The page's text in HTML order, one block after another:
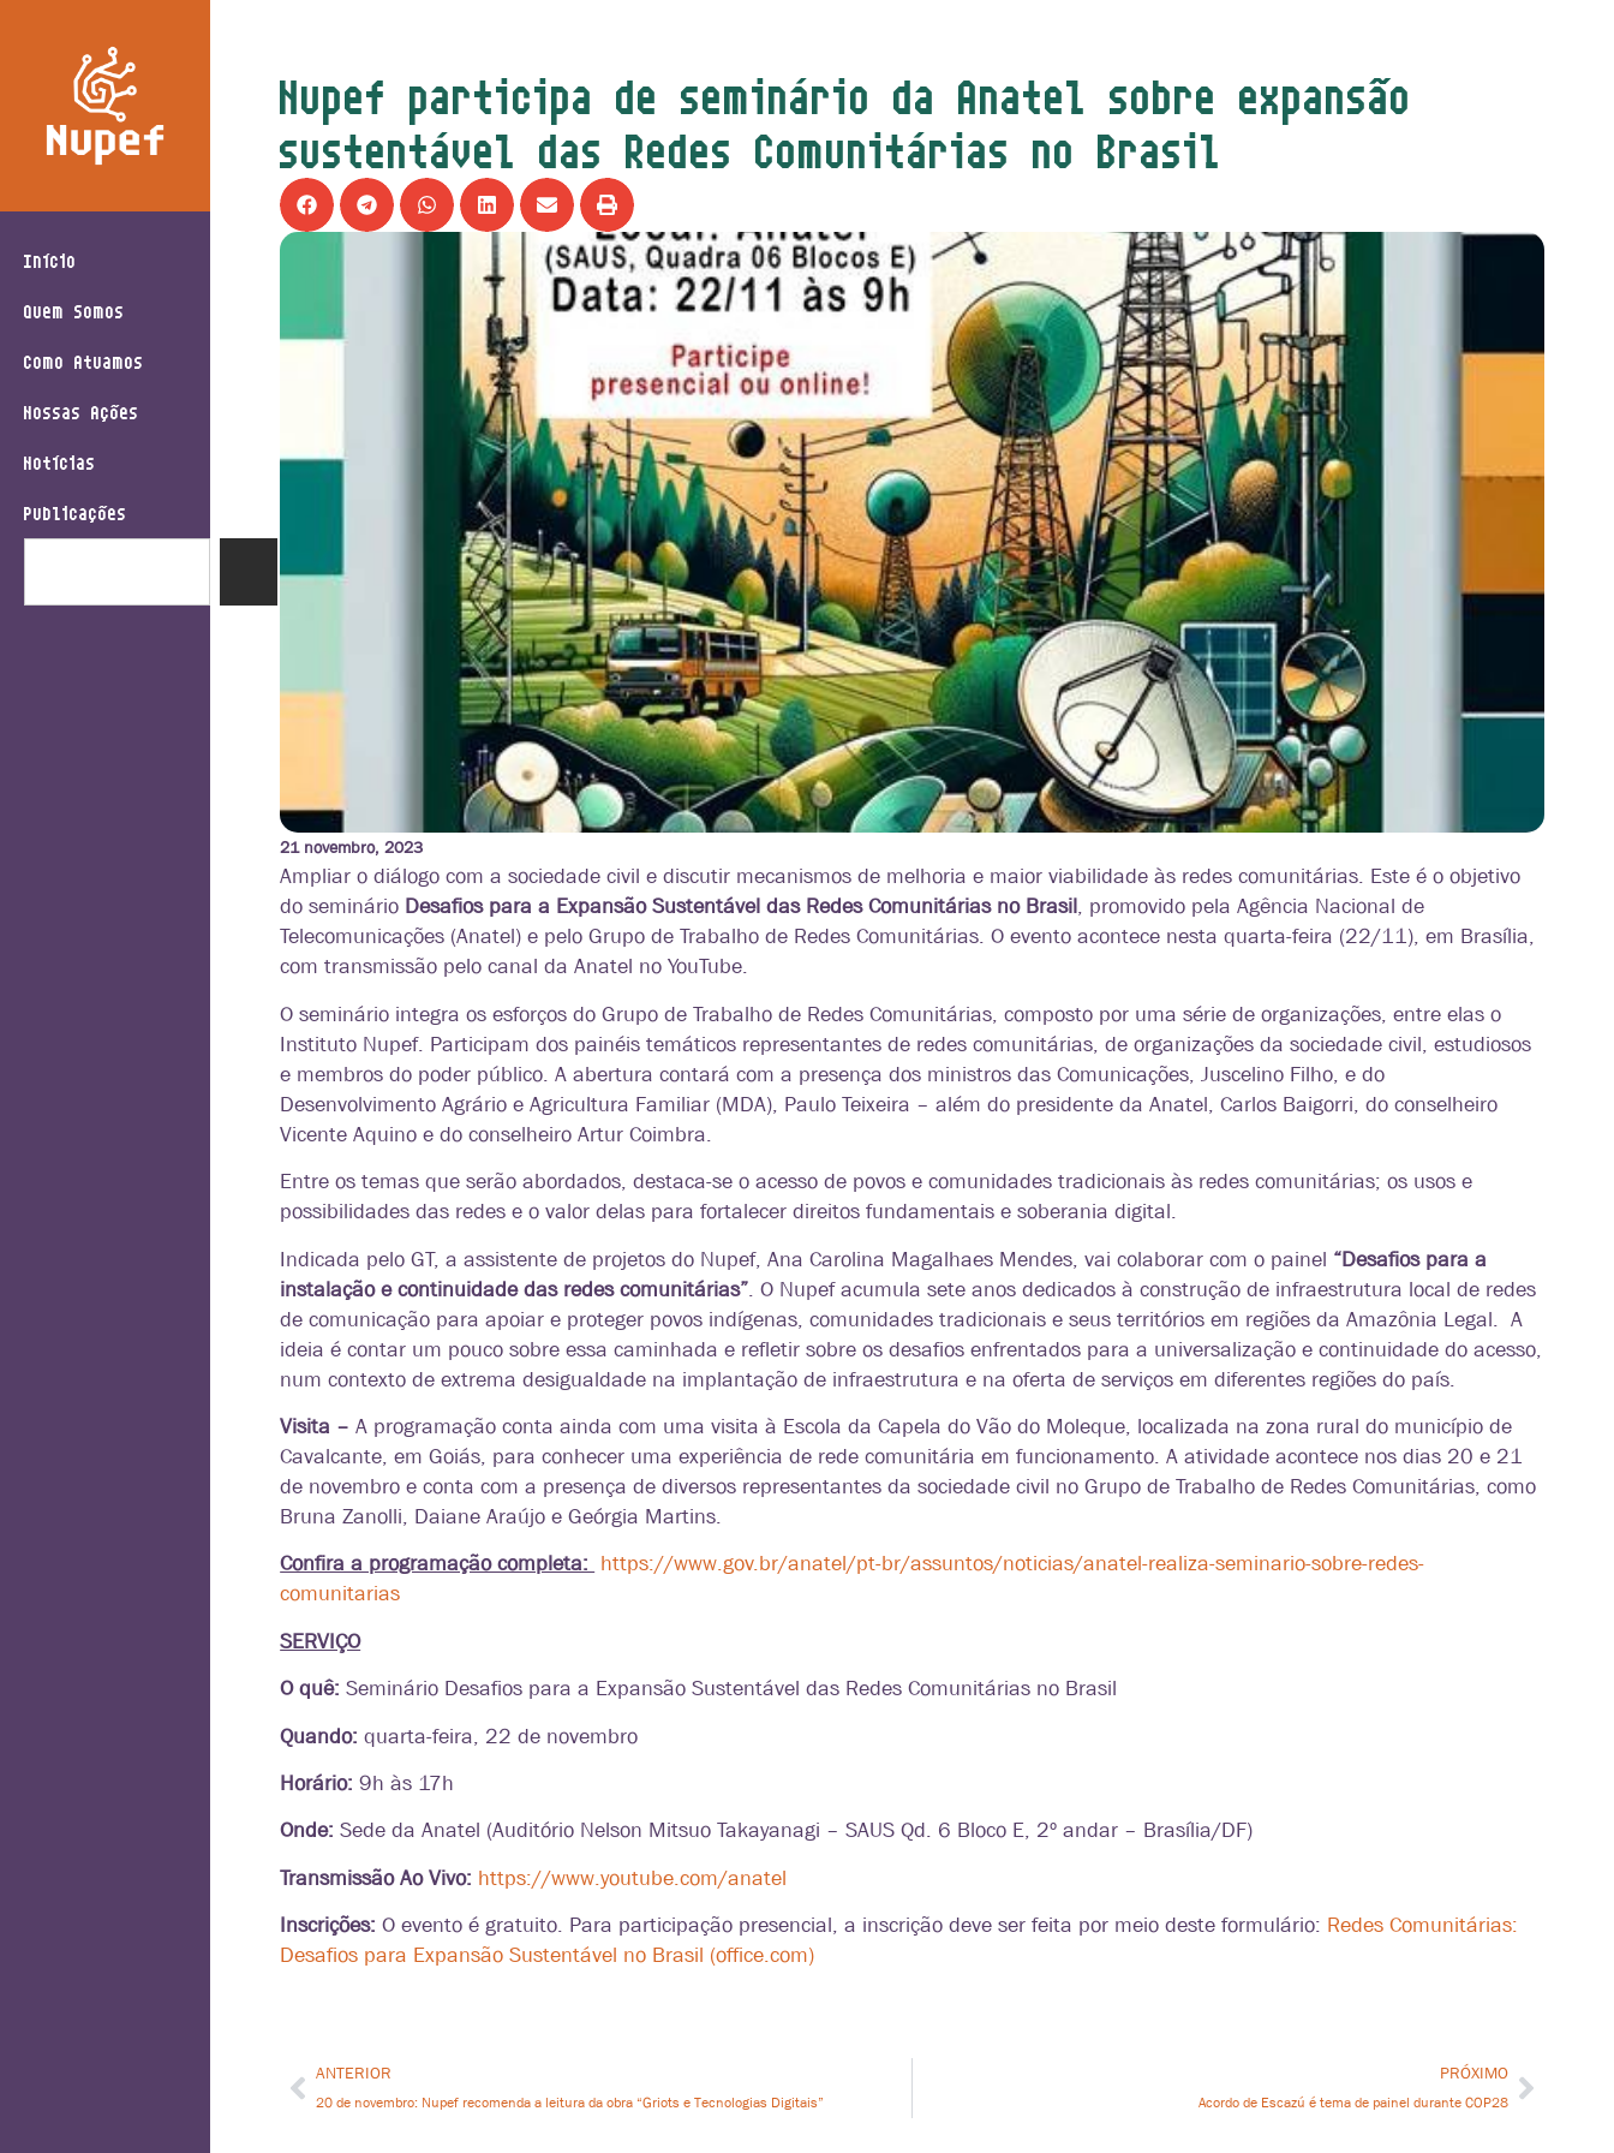
Início
Quem Somos
Como Atuamos
Nossas Ações
Notícias
Publicações
Nupef participa de seminário da Anatel sobre expansão
sustentável das Redes Comunitárias no Brasil
21 novembro, 2023
Ampliar o diálogo com a sociedade civil e discutir mecanismos de melhoria e maior viabilidade às redes comunitárias. Este é o objetivo
do seminário Desafios para a Expansão Sustentável das Redes Comunitárias no Brasil, promovido pelaAgência Nacional de
Telecomunicações (Anatel) e pelo Grupo de Trabalho de Redes Comunitárias. O evento acontece nesta quarta-feira (22/11), em Brasília,
com transmissão pelo canal da Anatel no YouTube.
O seminário integra os esforços do Grupo de Trabalho de Redes Comunitárias, composto por uma série de organizações, entre elas o
Instituto Nupef. Participam dos painéis temáticos representantes de redes comunitárias, de organizações da sociedade civil, estudiosos
e membros do poder público. A abertura contará com a presençados ministros das Comunicações, Juscelino Filho, e do
Desenvolvimento Agrário e Agricultura Familiar (MDA), Paulo Teixeira – além do presidente da Anatel, Carlos Baigorri, do conselheiro
Vicente Aquino e do conselheiro Artur Coimbra.
Entre os temas que serão abordados, destaca-se o acesso de povos e comunidades tradicionais às redes comunitárias; os usos e
possibilidades das redes e o valor delas para fortalecer direitos fundamentais e soberania digital.
Indicada pelo GT, a assistente de projetos do Nupef, Ana Carolina Magalhaes Mendes, vai colaborar com o painel “Desafios para a
instalação e continuidade das redes comunitárias”. O Nupef acumula sete anos dedicados à construção de infraestrutura local de redes
de comunicação para apoiar e proteger povos indígenas, comunidades tradicionais e seus territórios em regiões da Amazônia Legal. A
ideia é contar um pouco sobre essa caminhada e refletir sobre os desafios enfrentados para a universalização e continuidade do acesso,
num contexto de extrema desigualdade na implantação de infraestrutura e na oferta de serviços em diferentes regiões do país.
Visita –A programação conta ainda com uma visita à Escola da Capela do Vão do Moleque, localizada na zona rural do município de
Cavalcante, em Goiás, para conhecer uma experiência de rede comunitária em funcionamento. A atividade acontece nos dias 20 e 21
de novembro e conta com a presença de diversos representantes da sociedade civil no Grupo de Trabalho de Redes Comunitárias, como
Bruna Zanolli, Daiane Araújo e Geórgia Martins.
Confira a programação completa: https://www.gov.br/anatel/pt-br/assuntos/noticias/anatel-realiza-seminario-sobre-redes-
comunitarias
SERVIÇO
O quê:Seminário Desafios para a Expansão Sustentável das Redes Comunitárias no Brasil
Quando: quarta-feira, 22 de novembro
Horário: 9h às 17h
Onde:Sede da Anatel (Auditório Nelson Mitsuo Takayanagi – SAUS Qd. 6 Bloco E, 2º andar – Brasília/DF)
Transmissão Ao Vivo: https://www.youtube.com/anatel
Inscrições: O evento é gratuito. Para participação presencial, a inscrição deve ser feita por meio deste formulário: Redes Comunitárias:
Desafios para Expansão Sustentável no Brasil (office.com)
ANTERIOR
20 de novembro: Nupef recomenda a leitura da obra “Griots e Tecnologias Digitais”
PRÓXIMO
Acordo de Escazú é tema de painel durante COP28